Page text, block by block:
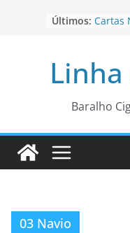
Últimos: Cartas
para
Os
Linha
Baralho
03 Navio